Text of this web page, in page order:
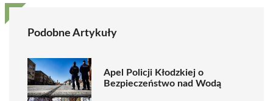
Podobne Artykuły
Apel Policji Kłodzkiej o
Bezpieczeństwo nad Wodą